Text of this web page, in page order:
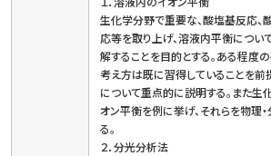
生化学分野で重要な、酸塩基反応、
応等を取り上げ、溶液内平衡につ
解することを目的とする。ある程度
考え方は既に習得していることを前
について重点的に説明する。また生
オン平衡を例に挙げ、それらを物理
る。
２．分光分析法